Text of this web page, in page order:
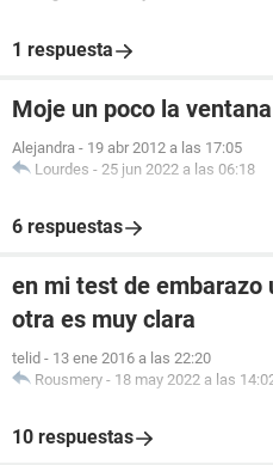
1 respuesta
Moje un poco la
Alejandra - 19 abr 2012 a las 17:05
Lourdes - 25 jun 2022 a las 06:18
6 respuestas
en mi test de embarazo
otra es muy clara
telid - 13 ene 2016 a las 22:20
Rousmery - 18 may 2022 a las
10 respuestas